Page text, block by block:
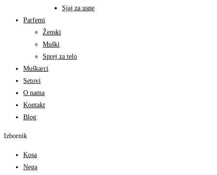
Sjaj za usne
Parfemi
Ženski
Muški
Sprej za telo
Muškarci
Setovi
O nama
Kontakt
Blog
Izbornik
Kosa
Nega